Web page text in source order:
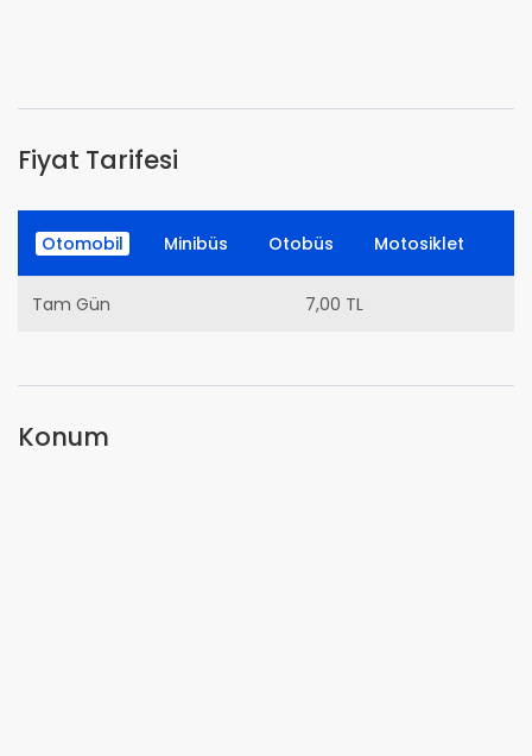
Fiyat Tarifesi
Otomobil Minibüs Otobüs Motosiklet
Tam Gün 7,00 TL
Konum